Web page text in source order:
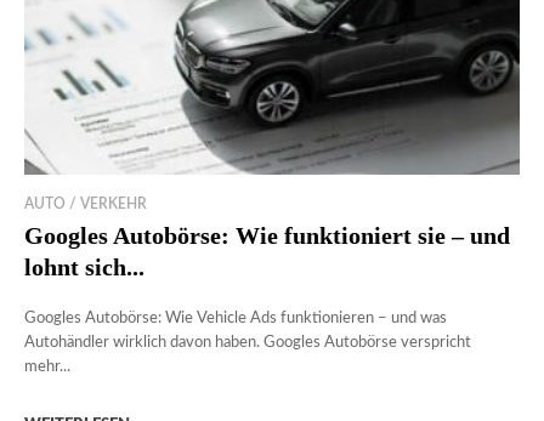
AUTO / VERKEHR
Googles Autobörse: Wie funktioniert sie – und
lohnt sich...
Googles Autobörse: Wie Vehicle Ads funktionieren – und was
Autohändler wirklich davon haben. Googles Autobörse verspricht
mehr...